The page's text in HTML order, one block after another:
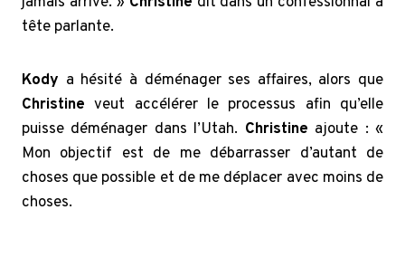
tête parlante.
Kody a hésité à déménager ses affaires, alors que
Christine veut accélérer le processus afin qu’elle
puisse déménager dans l’Utah. Christine ajoute : «
Mon objectif est de me débarrasser d’autant de
choses que possible et de me déplacer avec moins de
choses.